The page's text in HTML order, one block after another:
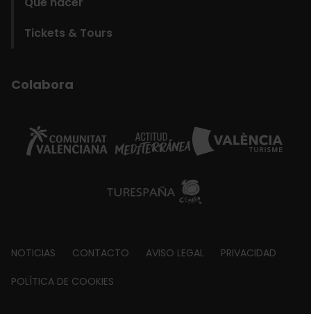
Tickets & Tours
Colabora
Footer
about
NOTICIAS CONTACTO AVISO LEGAL PRIVACIDAD
POLÍTICA DE COOKIES